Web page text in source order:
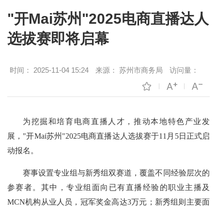
"开Mai苏州"2025电商直播达人
选拔赛即将启幕
时间： 2025-11-04 15:24 来源： 苏州市商务局 访问量：
为挖掘和培育电商直播人才，推动本地特色产业发
展，"开Mai苏州"2025电商直播达人选拔赛于11月5日正式启
动报名。
赛事设置专业组与新秀组双赛道，覆盖不同经验层次的
参赛者。其中，专业组面向已有直播经验的职业主播及
MCN机构从业人员，冠军奖金高达3万元；新秀组则主要面